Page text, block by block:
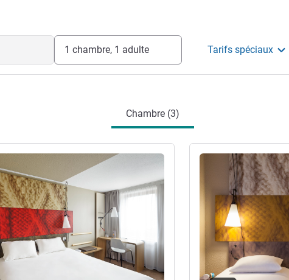
1 chambre, 1 adulte Tarifs spéciaux
Chambre (3)
Voir les détails